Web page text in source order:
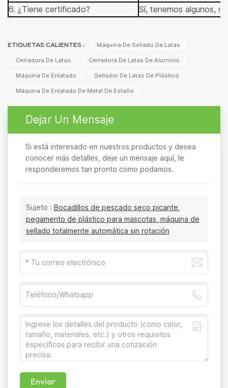
6. ¿Tiene certificado? Sí, tenemos algunos,
ETIQUETAS CALIENTES : Máquina De Sellado De Latas
Cerradora De Latas Cerradora De Latas De Aluminio
Máquina De Enlatado Sellador De Latas De Plástico
Máquina De Enlatado De Metal De Estaño
Dejar Un Mensaje
Si está interesado en nuestros productos y desea
conocer más detalles, deje un mensaje aquí, le
responderemos tan pronto como podamos.
Sujeto : Bocadillos de pescado seco picante,
pegamento de plástico para mascotas, máquina de
sellado totalmente automática sin rotación
Enviar